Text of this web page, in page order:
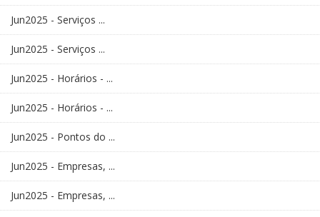
Jun2025 - Serviços ...
Jun2025 - Serviços ...
Jun2025 - Horários - ...
Jun2025 - Horários - ...
Jun2025 - Pontos do ...
Jun2025 - Empresas, ...
Jun2025 - Empresas, ...